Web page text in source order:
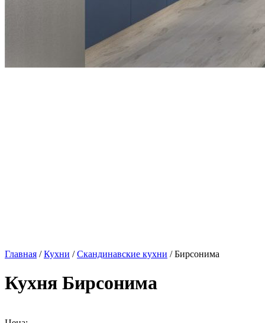
Главная /Кухни /Скандинавские кухни / Бирсонима
Кухня Бирсонима